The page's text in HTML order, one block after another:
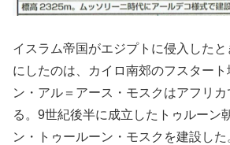
イスラム帝国がエジプトに侵入した
にしたのは、カイロ南郊のフスター
ン・アル＝アース・モスクはアフリ
る。9世紀後半に成立したトゥルーン
ン・トゥールーン・モスクを建設した